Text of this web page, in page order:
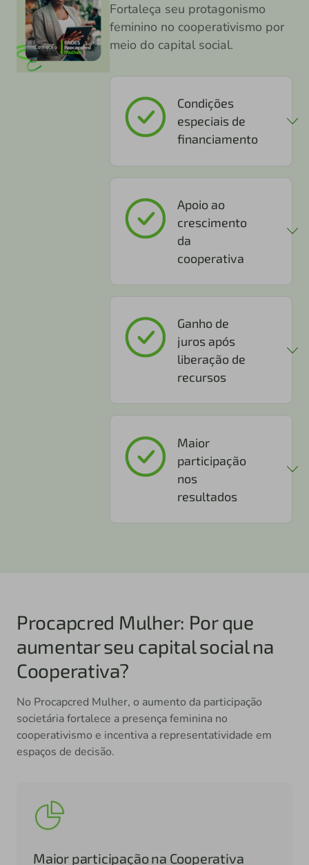
Fortaleça seu protagonismo
feminino no cooperativismo por
meio do capital social.
Condições
especiais de
financiamento
Apoio ao
crescimento
da
cooperativa
Ganho de
juros após
liberação de
recursos
Maior
participação
nos
resultados
Procapcred Mulher: Por que
aumentar seu capital social na
Cooperativa?
No Procapcred Mulher, o aumento da participação
societária fortalece a presença feminina no
cooperativismo e incentiva a representatividade em
espaços de decisão.
Maior participação na Cooperativa